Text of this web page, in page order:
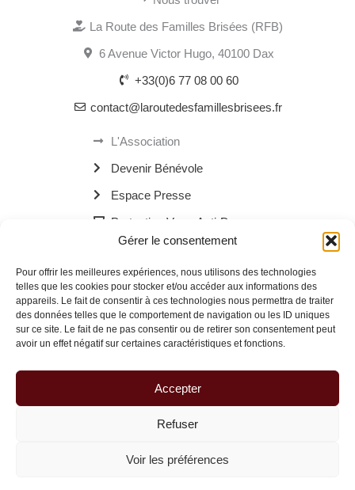
Gérer le consentement
Pour offrir les meilleures expériences, nous utilisons des technologies
telles que les cookies pour stocker et/ou accéder aux informations des
appareils. Le fait de consentir à ces technologies nous permettra de traiter
des données telles que le comportement de navigation ou les ID uniques
sur ce site. Le fait de ne pas consentir ou de retirer son consentement peut
avoir un effet négatif sur certaines caractéristiques et fonctions.
Accepter
Refuser
Voir les préférences
La Route des Familles Brisées (RFB)
6 Avenue Victor Hugo, 40100 Dax
+33(0)6 77 08 00 60
contact@laroutedesfamillesbrisees.fr
L'Association
Devenir Bénévole
Espace Presse
Protection Verre Anti-Drogue
Les Bornes Recharge Mobile
Les Navettes Kékébus
Menu